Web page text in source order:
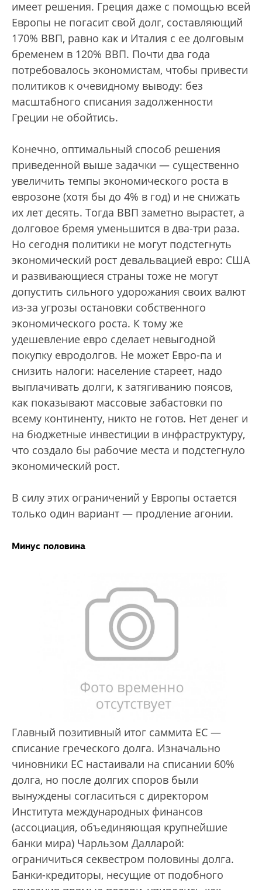
имеет решения. Греция даже с помощью всей
Европы не погасит свой долг, составляющий
170% ВВП, равно как и Италия с ее долговым
бременем в 120% ВВП. Почти два года
потребовалось экономистам, чтобы привести
политиков к очевидному выводу: без
масштабного списания задолженности
Греции не обойтись.
Конечно, оптимальный способ решения
приведенной выше задачки — существенно
увеличить темпы экономического роста в
еврозоне (хотя бы до 4% в год) и не снижать
их лет десять. Тогда ВВП заметно вырастет, а
долговое бремя уменьшится в два-три раза.
Но сегодня политики не могут подстегнуть
экономический рост девальвацией евро: США
и развивающиеся страны тоже не могут
допустить сильного удорожания своих валют
из-за угрозы остановки собственного
экономического роста. К тому же
удешевление евро сделает невыгодной
покупку евродолгов. Не может Евро-па и
снизить налоги: население стареет, надо
выплачивать долги, к затягиванию поясов,
как показывают массовые забастовки по
всему континенту, никто не готов. Нет денег и
на бюджетные инвестиции в инфраструктуру,
что создало бы рабочие места и подстегнуло
экономический рост.
В силу этих ограничений у Европы остается
только один вариант — продление агонии.
Минус половина
Главный позитивный итог саммита ЕС —
списание греческого долга. Изначально
чиновники ЕС настаивали на списании 60%
долга, но после долгих споров были
вынуждены согласиться с директором
Института международных финансов
(ассоциация, объединяющая крупнейшие
банки мира) Чарльзом Далларой:
ограничиться секвестром половины долга.
Банки-кредиторы, несущие от подобного